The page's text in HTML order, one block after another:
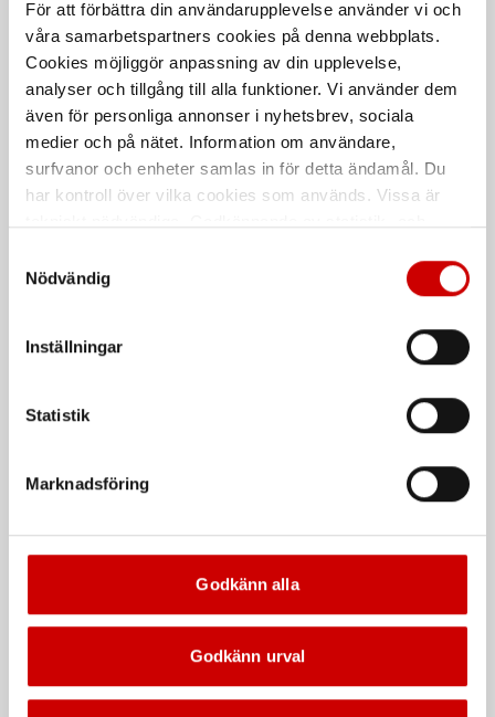
För att förbättra din användarupplevelse använder vi och
våra samarbetspartners cookies på denna webbplats.
Cookies möjliggör anpassning av din upplevelse,
analyser och tillgång till alla funktioner. Vi använder dem
även för personliga annonser i nyhetsbrev, sociala
medier och på nätet. Information om användare,
surfvanor och enheter samlas in för detta ändamål. Du
har kontroll över vilka cookies som används. Vissa är
länder utanför EU med olika dataskyddsnormer. Genom
att godkänna samtycker du till sådana överföringar. Läs
Nödvändig
Inställningar
Statistik
Marknadsföring
Godkänn alla
Godkänn urval
Nedfirningsdon Skylotec
Sirius
För smidig och kontrollerad
nedstigning.
Fallskyddsväska
sjömanstrunk
Förvaringsväska för din personliga
fallskyddsutrustning.
Används som del i stödlina eller vid
De som köpte, köpte även
Kampanj